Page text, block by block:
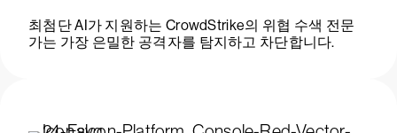
최첨단 AI가 지원하는 CrowdStrike의 위협 수색 전문
가는 가장 은밀한 공격자를 탐지하고 차단합니다.